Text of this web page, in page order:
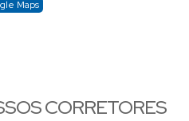
referência entre os parceiros
Maps
CORRETORES